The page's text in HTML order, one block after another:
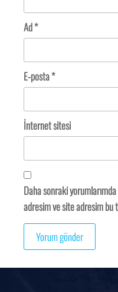
Ad*
E-posta*
İnternet sitesi
Daha sonraki
adresim ve site adresim bu